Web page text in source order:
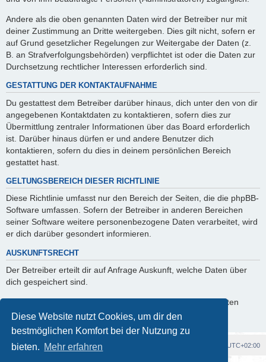
Diese Website nutzt Cookies, um dir den
bestmöglichen Komfort bei der Nutzung zu
bieten. Mehr erfahren
Andere als die oben genannten Daten wird der Betreiber nur mit
deiner Zustimmung an Dritte weitergeben. Dies gilt nicht, sofern er
auf Grund gesetzlicher Regelungen zur Weitergabe der Daten (z.
B. an Strafverfolgungsbehörden) verpflichtet ist oder die Daten zur
Durchsetzung rechtlicher Interessen erforderlich sind.
GESTATTUNG DER KONTAKTAUFNAHME
Du gestattest dem Betreiber darüber hinaus, dich unter den von dir
angegebenen Kontaktdaten zu kontaktieren, sofern dies zur
Übermittlung zentraler Informationen über das Board erforderlich
ist. Darüber hinaus dürfen er und andere Benutzer dich
kontaktieren, sofern du dies in deinem persönlichen Bereich
gestattet hast.
GELTUNGSBEREICH DIESER RICHTLINIE
Diese Richtlinie umfasst nur den Bereich der Seiten, die die phpBB-
Software umfassen. Sofern der Betreiber in anderen Bereichen
seiner Software weitere personenbezogene Daten verarbeitet, wird
er dich darüber gesondert informieren.
AUSKUNFTSRECHT
Der Betreiber erteilt dir auf Anfrage Auskunft, welche Daten über
dich gespeichert sind.
Du kannst jederzeit die Löschung bzw. Sperrung deiner Daten
verlangen. Kontaktiere hierzu bitte den Betreiber.
Foren-Übersicht UTC+02:00